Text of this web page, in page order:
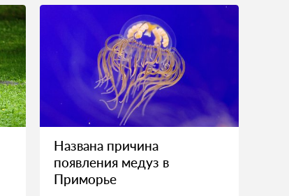
Названа причина
появления медуз в
Приморье